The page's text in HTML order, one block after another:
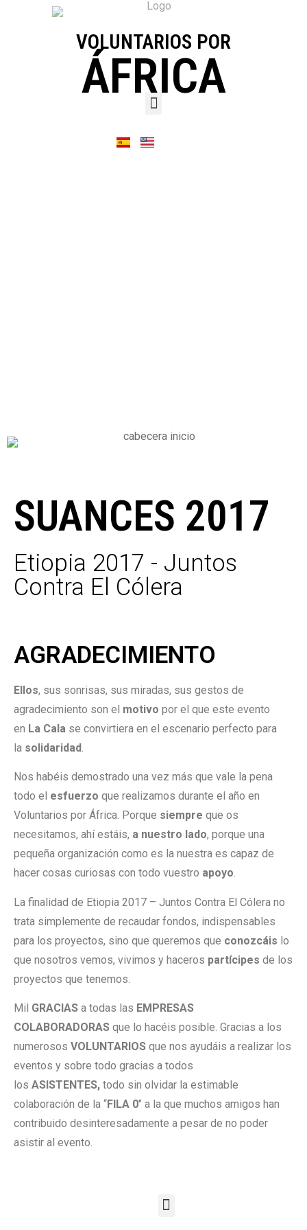
VOLUNTARIOS POR
ÁFRICA
SUANCES 2017
Etiopia 2017 - Juntos
Contra El Cólera
AGRADECIMIENTO
Ellos, sus sonrisas, sus miradas, sus gestos de
agradecimiento son el motivo por el que este evento
en La Cala se convirtiera en el escenario perfecto para
la solidaridad.
Nos habéis demostrado una vez más que vale la pena
todo el esfuerzo que realizamos durante el año en
Voluntarios por África. Porque siempre que os
necesitamos, ahí estáis, a nuestro lado, porque una
pequeña organización como es la nuestra es capaz de
hacer cosas curiosas con todo vuestro apoyo.
La finalidad de Etiopia 2017 – Juntos Contra El Cólera no
trata simplemente de recaudar fondos, indispensables
para los proyectos, sino que queremos que conozcáis lo
que nosotros vemos, vivimos y haceros partícipes de los
proyectos que tenemos.
Mil GRACIAS a todas las EMPRESAS
COLABORADORAS que lo hacéis posible. Gracias a los
numerosos VOLUNTARIOS que nos ayudáis a realizar los
eventos y sobre todo gracias a todos
los ASISTENTES, todo sin olvidar la estimable
colaboración de la “FILA 0″ a la que muchos amigos han
contribuido desinteresadamente a pesar de no poder
asistir al evento.